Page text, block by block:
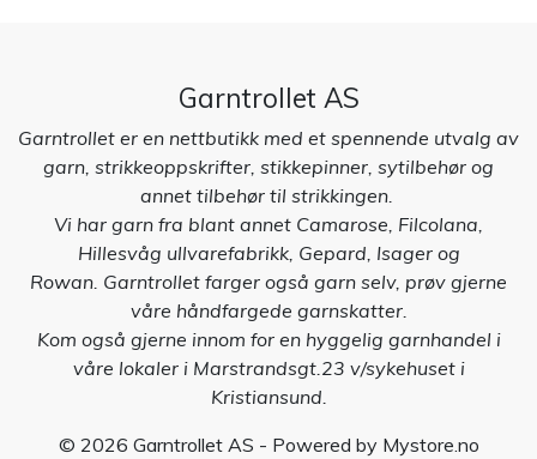
Garntrollet AS
Garntrollet er en nettbutikk med et spennende utvalg av
garn, strikkeoppskrifter, stikkepinner, sytilbehør og
annet tilbehør til strikkingen.
Vi har garn fra blant annet Camarose, Filcolana,
Hillesvåg ullvarefabrikk, Gepard, Isager og
Rowan. Garntrollet farger også garn selv, prøv gjerne
våre håndfargede garnskatter.
Kom også gjerne innom for en hyggelig garnhandel i
våre lokaler i Marstrandsgt.23 v/sykehuset i
Kristiansund.
© 2026 Garntrollet AS - Powered by Mystore.no